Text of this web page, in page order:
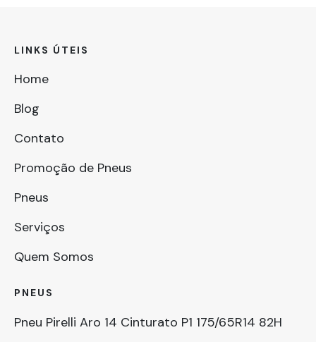
LINKS ÚTEIS
Home
Blog
Contato
Promoção de Pneus
Pneus
Serviços
Quem Somos
PNEUS
Pneu Pirelli Aro 14 Cinturato P1 175/65R14 82H